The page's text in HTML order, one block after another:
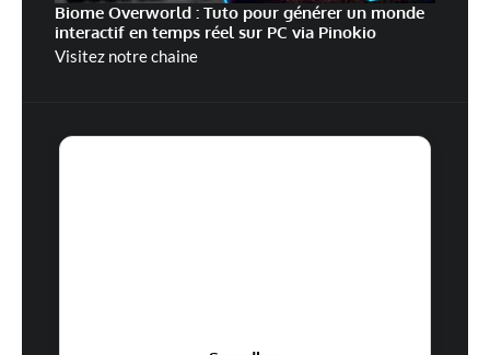
Biome Overworld : Tuto pour générer un monde
interactif en temps réel sur PC via Pinokio
Visitez notre chaine